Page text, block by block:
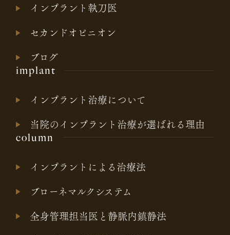
インプラント執刀医
セカンドオピニオン
ブログ
implant
インプラント治療について
当院のインプラント治療が選ばれる理由
column
インプラントによる治療法
ブローネマルクシステム
全身管理担当医と静脈内鎮静法